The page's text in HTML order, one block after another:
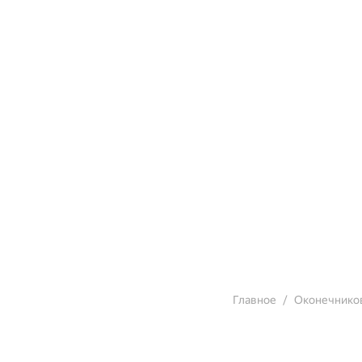
Главное